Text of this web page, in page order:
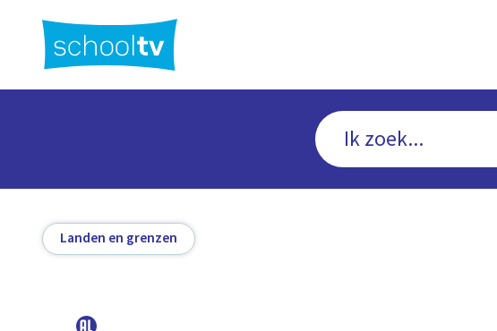
hoofdinhoud
Landen en grenzen